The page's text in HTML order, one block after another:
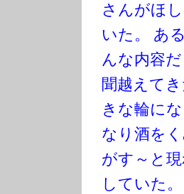
さんがほ
いた。
あ
んな内容だ
聞越えてき
きな輪に
なり酒を
がす～と現
していた。